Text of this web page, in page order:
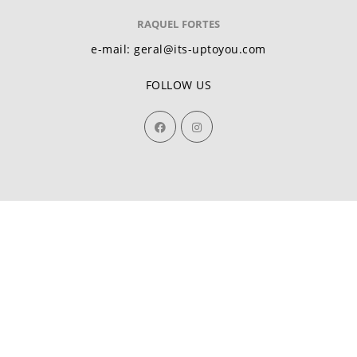
RAQUEL FORTES
e-mail: geral@its-uptoyou.com
FOLLOW US